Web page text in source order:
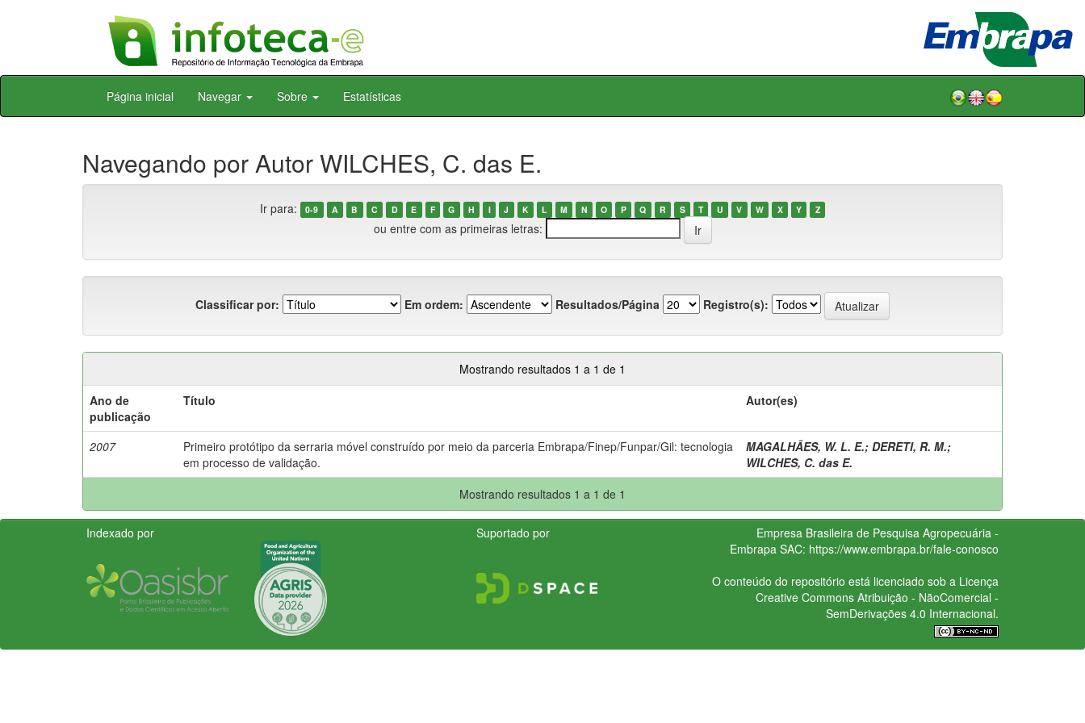
Skip
Página inicial Navegar Sobre Estatísticas
Navegando por Autor WILCHES, C. das E.
Ir para: 0-9 A B C D E F G H I J K L M N O P Q R S T U V W X Y Z
ou entre com as primeiras letras:
Classificar por: Em ordem: Resultados/Página Registro(s):
Mostrando resultados 1 a 1 de 1
Ano de
publicação
Título Autor(es)
2007
Primeiro protótipo da serraria móvel construído por meio da parceria Embrapa/Finep/Funpar/Gil: tecnologia
em processo de validação.
MAGALHÃES, W. L. E.; DERETI, R. M.;
WILCHES, C. das E.
Mostrando resultados 1 a 1 de 1
Indexado por Suportado por
Empresa Brasileira de Pesquisa Agropecuária -
Embrapa SAC: https://www.embrapa.br/fale-conosco
O conteúdo do repositório está licenciado sob a Licença
Creative CommonsAtribuição - NãoComercial -
SemDerivações 4.0 Internacional.